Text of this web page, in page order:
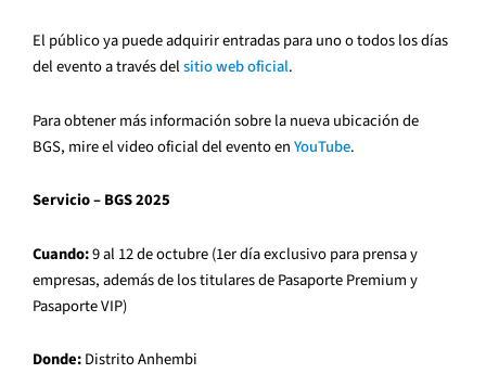
El público ya puede adquirir entradas para uno o todos los días
del evento a través delsitio web oficial.
Para obtener más información sobre la nueva ubicación de
BGS, mire el video oficial del evento enYouTube.
Servicio – BGS 2025
Cuando:9 al 12 de octubre (1er día exclusivo para prensa y
empresas, además de los titulares de Pasaporte Premium y
Pasaporte VIP)
Donde:Distrito Anhembi